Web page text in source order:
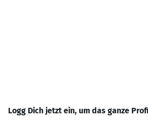
Logg Dich jetzt ein, um das ganze